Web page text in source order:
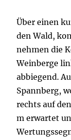
Über einen
den Wald,
nehmen die
Weinberge
abbiegend.
Spannberg,
rechts auf
m erwartet